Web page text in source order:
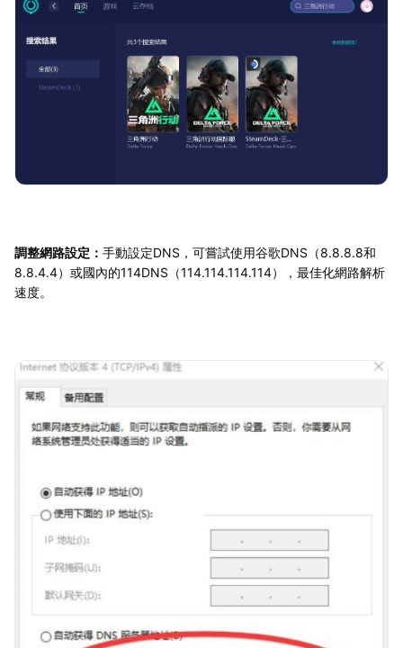
調整網路設定： 手動設定DNS，可嘗試使用谷歌DNS（8.8.8.8和
8.8.4.4）或國內的114DNS（114.114.114.114），最佳化網路解析
速度。